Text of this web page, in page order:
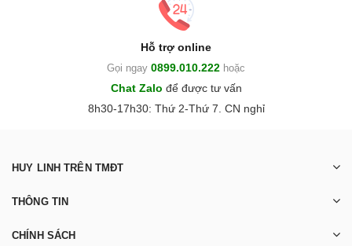
Hỗ trợ online
Gọi ngay 0899.010.222 hoặc
Chat Zalo để được tư vấn
8h30-17h30: Thứ 2-Thứ 7. CN nghỉ
HUY LINH TRÊN TMĐT
THÔNG TIN
CHÍNH SÁCH